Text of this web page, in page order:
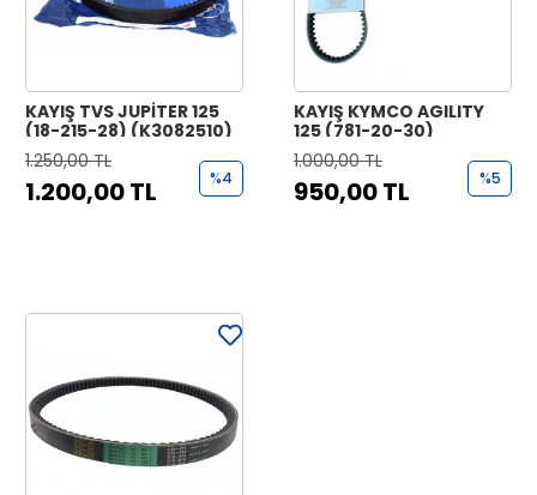
KAYIŞ TVS JUPİTER 125
(18-215-28) (K3082510)
1.250,00 TL
1.200,00 TL %4
KAYIŞ KYMCO AGILITY
125 (781-20-30)
1.000,00 TL
950,00 TL %5